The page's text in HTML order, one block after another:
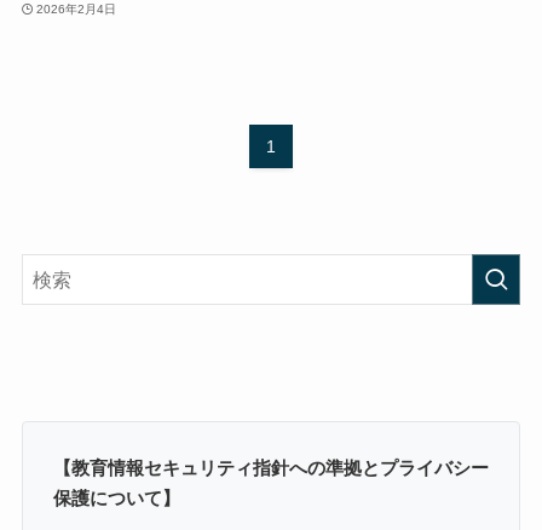
2026年2月4日
1
【教育情報セキュリティ指針への準拠とプライバシー
保護について】